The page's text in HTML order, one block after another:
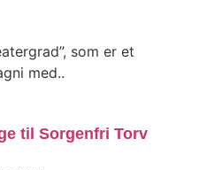
som er et
med..
til Sorgenfri Torv